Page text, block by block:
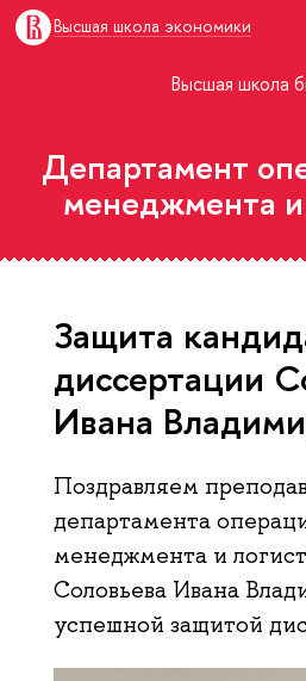
Высшая школа экономики
Высшая школа
Департамент
менеджмента и
Защита
диссертации
Ивана
Поздравляем
департамента
менеджмента и
Соловьева Ивана
успешной защитой